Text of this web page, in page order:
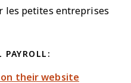
les petites entreprises
PAYROLL:
on their website